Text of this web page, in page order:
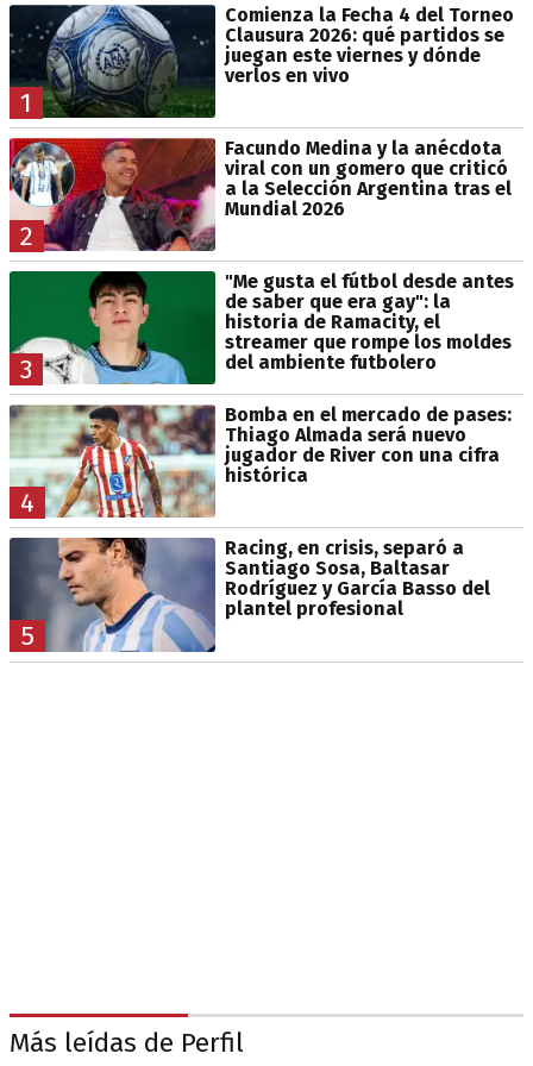
1
Comienza la Fecha 4 del Torneo
Clausura 2026: qué partidos se
juegan este viernes y dónde
verlos en vivo
2
Facundo Medina y la anécdota
viral con un gomero que criticó
a la Selección Argentina tras el
Mundial 2026
3
"Me gusta el fútbol desde antes
de saber que era gay": la
historia de Ramacity, el
streamer que rompe los moldes
del ambiente futbolero
4
Bomba en el mercado de pases:
Thiago Almada será nuevo
jugador de River con una cifra
histórica
5
Racing, en crisis, separó a
Santiago Sosa, Baltasar
Rodríguez y García Basso del
plantel profesional
Más leídas de Perfil